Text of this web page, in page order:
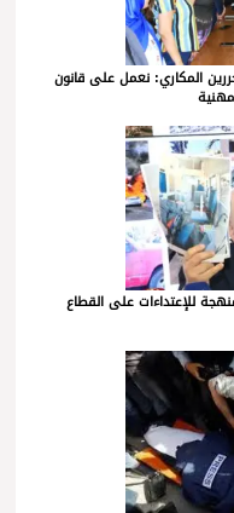
المكاري: نعمل على قانون
للإعتداءات على القطاع